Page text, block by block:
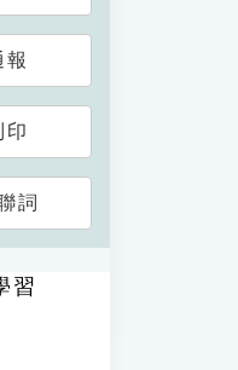
報
印
詞
習